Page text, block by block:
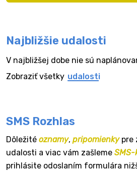
Najbližšie udalosti
V najbližšej dobe nie sú
Zobraziť všetky udalosti
SMS Rozhlas
Dôležité oznamy, pripomienkypre
udalosti a viac vám zašleme SMS-
prihlásite odoslaním formulára